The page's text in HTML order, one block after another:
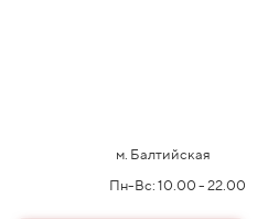
м. Балтийская
Пн-Вс: 10.00 - 22.00